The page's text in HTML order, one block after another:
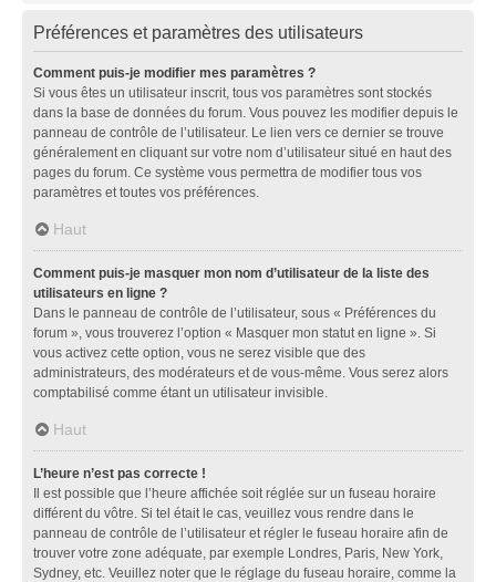
Préférences et paramètres des utilisateurs
Comment puis-je modifier mes paramètres ?
Si vous êtes un utilisateur inscrit, tous vos paramètres sont stockés
dans la base de données du forum. Vous pouvez les modifier depuis le
panneau de contrôle de l’utilisateur. Le lien vers ce dernier se trouve
généralement en cliquant sur votre nom d’utilisateur situé en haut des
pages du forum. Ce système vous permettra de modifier tous vos
paramètres et toutes vos préférences.
Haut
Comment puis-je masquer mon nom d’utilisateur de la liste des
utilisateurs en ligne ?
Dans le panneau de contrôle de l’utilisateur, sous « Préférences du
forum », vous trouverez l’option « Masquer mon statut en ligne ». Si
vous activez cette option, vous ne serez visible que des
administrateurs, des modérateurs et de vous-même. Vous serez alors
comptabilisé comme étant un utilisateur invisible.
Haut
L’heure n’est pas correcte !
Il est possible que l’heure affichée soit réglée sur un fuseau horaire
différent du vôtre. Si tel était le cas, veuillez vous rendre dans le
panneau de contrôle de l’utilisateur et régler le fuseau horaire afin de
trouver votre zone adéquate, par exemple Londres, Paris, New York,
Sydney, etc. Veuillez noter que le réglage du fuseau horaire, comme la